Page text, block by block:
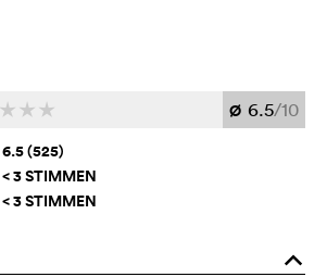
c c c Ø 6.5/10
6.5 (525)
< 3 STIMMEN
< 3 STIMMEN
o